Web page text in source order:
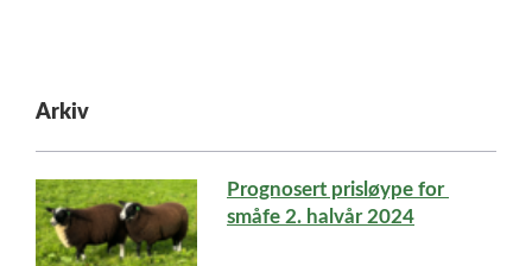
Arkiv
Prognosert prisløype for
småfe 2. halvår 2024